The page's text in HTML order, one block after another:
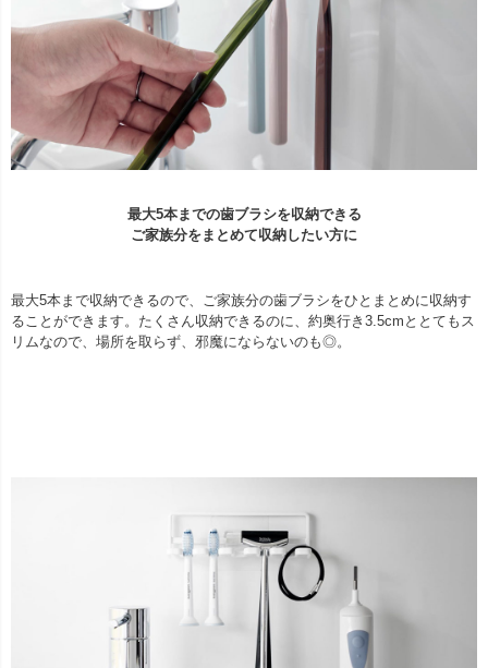
最大5本までの歯ブラシを収納できる
ご家族分をまとめて収納したい方に
最大5本まで収納できるので、ご家族分の歯ブラシをひとまとめに収納す
ることができます。たくさん収納できるのに、約奥行き3.5cmととてもス
リムなので、場所を取らず、邪魔にならないのも◎。